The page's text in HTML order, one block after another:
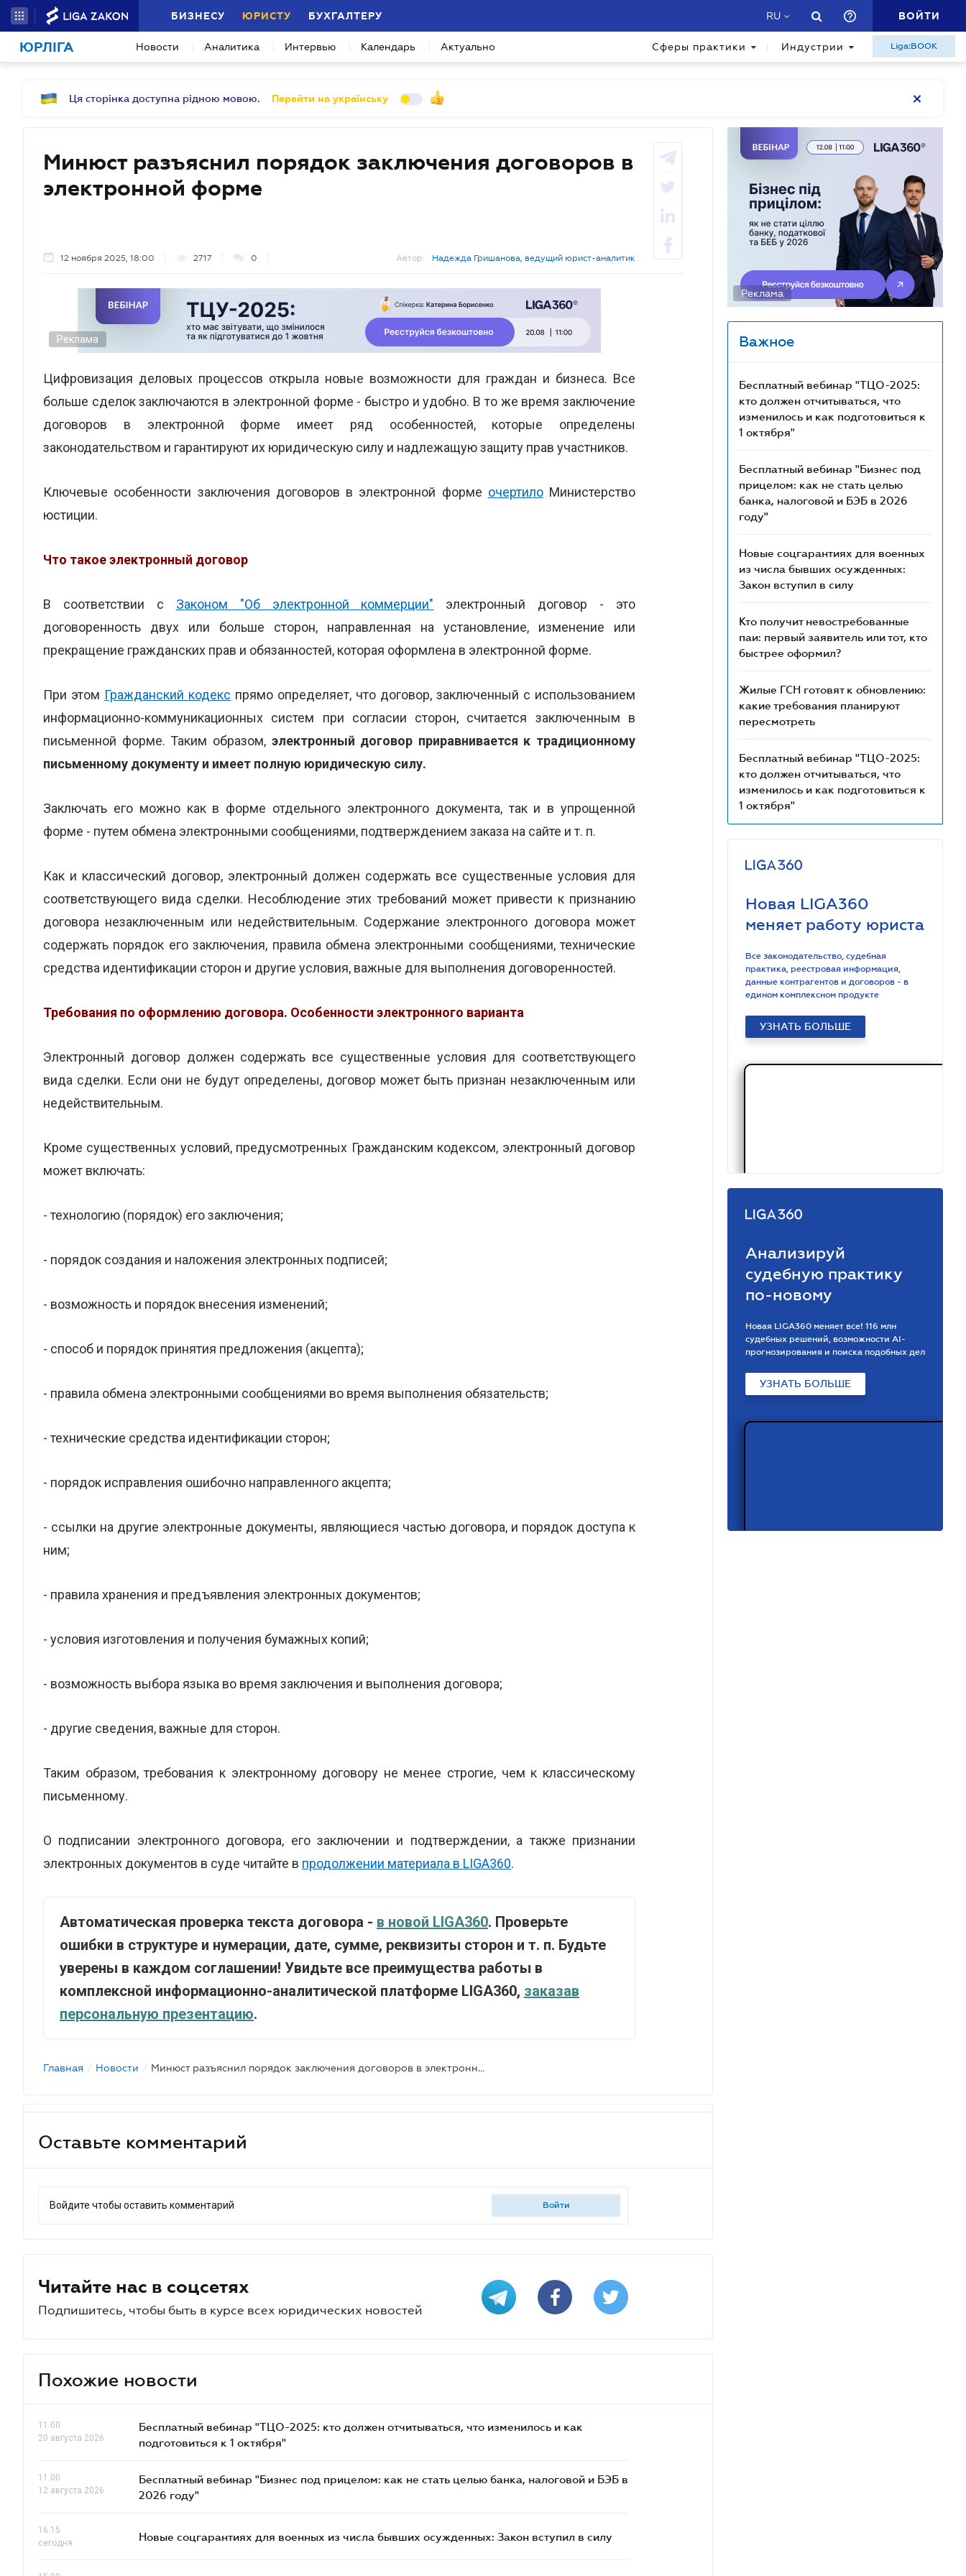
БИЗНЕСУ ЮРИСТУ БУХГАЛТЕРУ RU ВОЙТИ
ЮРЛІГА Новости Аналитика Интервью Календарь Актуально Сферы практики Индустрии Liga:BOOK
Ця сторінка доступна рідною мовою. Перейти на українську
Минюст разъяснил порядок заключения договоров в
электронной форме
12 ноября 2025, 18:00 2717 0 Автор: Надежда Гришанова, ведущий юрист-аналитик
Реклама
Цифровизация деловых процессов открыла новые возможности для граждан и бизнеса. Все
больше сделок заключаются в электронной форме - быстро и удобно. В то же время заключение
договоров в электронной форме имеет ряд особенностей, которые определены
законодательством и гарантируют их юридическую силу и надлежащую защиту прав участников.
Ключевые особенности заключения договоров в электронной форме очертилоМинистерство
юстиции.
Что такое электронный договор
В соответствии с Законом "Об электронной коммерции" электронный договор - это
договоренность двух или больше сторон, направленная на установление, изменение или
прекращение гражданских прав и обязанностей, которая оформлена в электронной форме.
При этом Гражданский кодекс прямо определяет, что договор, заключенный с использованием
информационно-коммуникационных систем при согласии сторон, считается заключенным в
письменной форме. Таким образом, электронный договор приравнивается к традиционному
письменному документу и имеет полную юридическую силу.
Заключать его можно как в форме отдельного электронного документа, так и в упрощенной
форме - путем обмена электронными сообщениями, подтверждением заказа на сайте и т. п.
Как и классический договор, электронный должен содержать все существенные условия для
соответствующего вида сделки. Несоблюдение этих требований может привести к признанию
договора незаключенным или недействительным. Содержание электронного договора может
содержать порядок его заключения, правила обмена электронными сообщениями, технические
средства идентификации сторон и другие условия, важные для выполнения договоренностей.
Требования по оформлению договора. Особенности электронного варианта
Электронный договор должен содержать все существенные условия для соответствующего
вида сделки. Если они не будут определены, договор может быть признан незаключенным или
недействительным.
Кроме существенных условий, предусмотренных Гражданским кодексом, электронный договор
может включать:
- технологию (порядок) его заключения;
- порядок создания и наложения электронных подписей;
- возможность и порядок внесения изменений;
- способ и порядок принятия предложения (акцепта);
- правила обмена электронными сообщениями во время выполнения обязательств;
- технические средства идентификации сторон;
- порядок исправления ошибочно направленного акцепта;
- ссылки на другие электронные документы, являющиеся частью договора, и порядок доступа к
ним;
- правила хранения и предъявления электронных документов;
- условия изготовления и получения бумажных копий;
- возможность выбора языка во время заключения и выполнения договора;
- другие сведения, важные для сторон.
Таким образом, требования к электронному договору не менее строгие, чем к классическому
письменному.
О подписании электронного договора, его заключении и подтверждении, а также признании
электронных документов в суде читайте в продолжении материала в LIGA360.
Автоматическая проверка текста договора - в новой LIGA360. Проверьте
ошибки в структуре и нумерации, дате, сумме, реквизиты сторон и т. п. Будьте
уверены в каждом соглашении! Увидьте все преимущества работы в
комплексной информационно-аналитической платформе LIGA360, заказав
персональную презентацию.
Главная / Новости / Минюст разъяснил порядок заключения договоров в электронной форме
Оставьте комментарий
Войдите чтобы оставить комментарий войти
Читайте нас в соцсетях
Подпишитесь, чтобы быть в курсе всех юридических новостей
Похожие новости
11.00
20 августа 2026
Бесплатный вебинар "ТЦО-2025: кто должен отчитываться, что изменилось и как
подготовиться к 1 октября"
11.00
12 августа 2026
Бесплатный вебинар "Бизнес под прицелом: как не стать целью банка, налоговой и БЭБ в
2026 году"
16.15
сегодня
Новые соцгарантиях для военных из числа бывших осужденных: Закон вступил в силу
Реклама
Важное
Бесплатный вебинар "ТЦО-2025:
кто должен отчитываться, что
изменилось и как подготовиться к
1 октября"
Бесплатный вебинар "Бизнес под
прицелом: как не стать целью
банка, налоговой и БЭБ в 2026
году"
Новые соцгарантиях для военных
из числа бывших осужденных:
Закон вступил в силу
Кто получит невостребованные
паи: первый заявитель или тот, кто
быстрее оформил?
Жилые ГСН готовят к обновлению:
какие требования планируют
пересмотреть
Бесплатный вебинар "ТЦО-2025:
кто должен отчитываться, что
изменилось и как подготовиться к
1 октября"
Новая LIGA360
меняет работу юриста
Все законодательство, судебная
практика, реестровая информация,
данные контрагентов и договоров - в
едином комплексном продукте
УЗНАТЬ БОЛЬШЕ
Анализируй
судебную практику
по-новому
Новая LIGA360 меняет все! 116 млн
судебных решений, возможности АІ-
прогнозирования и поиска подобных дел
УЗНАТЬ БОЛЬШЕ